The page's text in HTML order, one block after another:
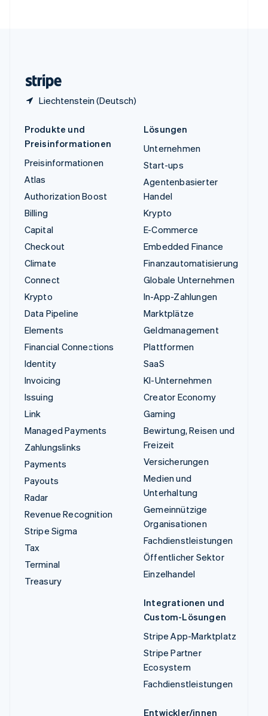
Liechtenstein (Deutsch)
Produkte und
Preisinformationen
Preisinformationen
Atlas
Authorization Boost
Billing
Capital
Checkout
Climate
Connect
Krypto
Data Pipeline
Elements
Financial Connections
Identity
Invoicing
Issuing
Link
Managed Payments
Zahlungslinks
Payments
Payouts
Radar
Revenue Recognition
Stripe Sigma
Tax
Terminal
Treasury
Lösungen
Unternehmen
Start-ups
Agentenbasierter
Handel
Krypto
E-Commerce
Embedded Finance
Finanzautomatisierung
Globale Unternehmen
In-App-Zahlungen
Marktplätze
Geldmanagement
Plattformen
SaaS
KI-Unternehmen
Creator Economy
Gaming
Bewirtung, Reisen und
Freizeit
Versicherungen
Medien und
Unterhaltung
Gemeinnützige
Organisationen
Fachdienstleistungen
Öffentlicher Sektor
Einzelhandel
Integrationen und
Custom-Lösungen
Stripe App-Marktplatz
Stripe Partner
Ecosystem
Fachdienstleistungen
Entwickler/innen